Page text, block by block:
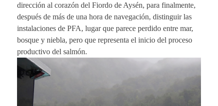
dirección al corazón del Fiordo de Aysén, para finalmente,
después de más de una hora de navegación, distinguir las
instalaciones de PFA, lugar que parece perdido entre mar,
bosque y niebla, pero que representa el inicio del proceso
productivo del salmón.